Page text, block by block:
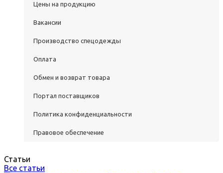
Цены на продукцию
Вакансии
Производство спецодежды
Оплата
Обмен и возврат товара
Портал поставщиков
Политика конфиденциальности
Правовое обеспечение
Статьи
Все статьи